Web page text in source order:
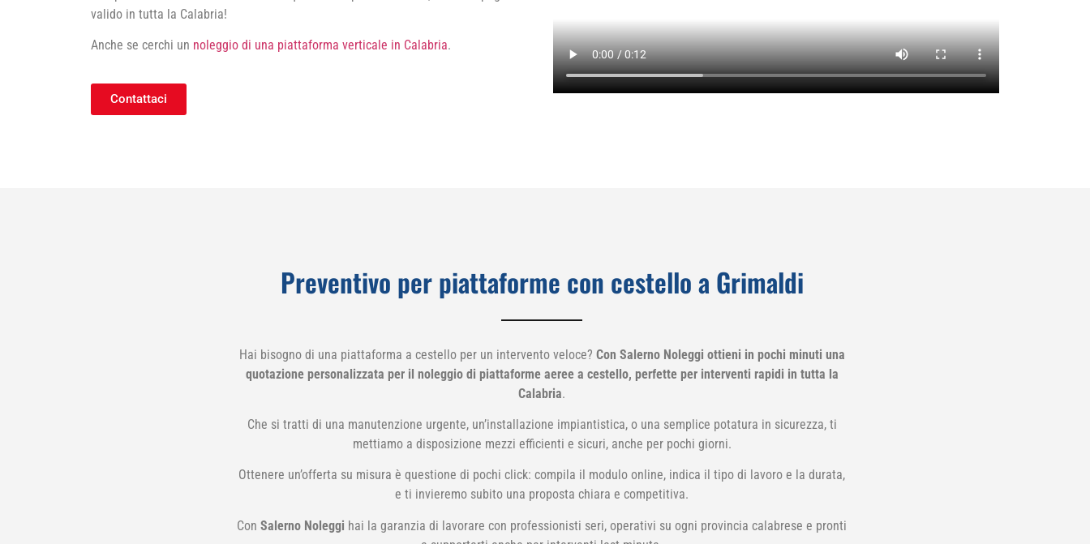
valido in tutta la Calabria!
Anche se cerchi un noleggio di una piattaforma verticale in Calabria.
Contattaci
Preventivo per piattaforme con cestello a Grimaldi
Hai bisogno di una piattaforma a cestello per un intervento veloce? Con Salerno Noleggi ottieni in pochi minuti una
quotazione personalizzata per il noleggio di piattaforme aeree a cestello, perfette per interventi rapidi in tutta la
Calabria.
Che si tratti di una manutenzione urgente, un’installazione impiantistica, o una semplice potatura in sicurezza, ti
mettiamo a disposizione mezzi efficienti e sicuri, anche per pochi giorni.
Ottenere un’offerta su misura è questione di pochi click: compila il modulo online, indica il tipo di lavoro e la durata,
e ti invieremo subito una proposta chiara e competitiva.
ConSalerno Noleggi hai la garanzia di lavorare con professionisti seri, operativi su ogni provincia calabrese e pronti